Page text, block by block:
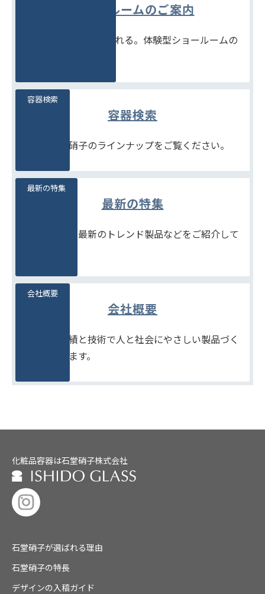
ショールームのご案内
見て、触れて、比べられる。体験型ショールームの
容器検索
豊富な石堂硝子のラインナップをご覧ください。
容器検索
最新の特集
季節商品や、最新のトレンド製品などをご紹介して
最新の特集
会社概要
たしかな実績と技術で人と社会にやさしい製品づく
りをめざします。
会社概要
化粧品容器は石堂硝子株式会社
石堂硝子が選ばれる理由
石堂硝子の特長
デザインの入稿ガイド